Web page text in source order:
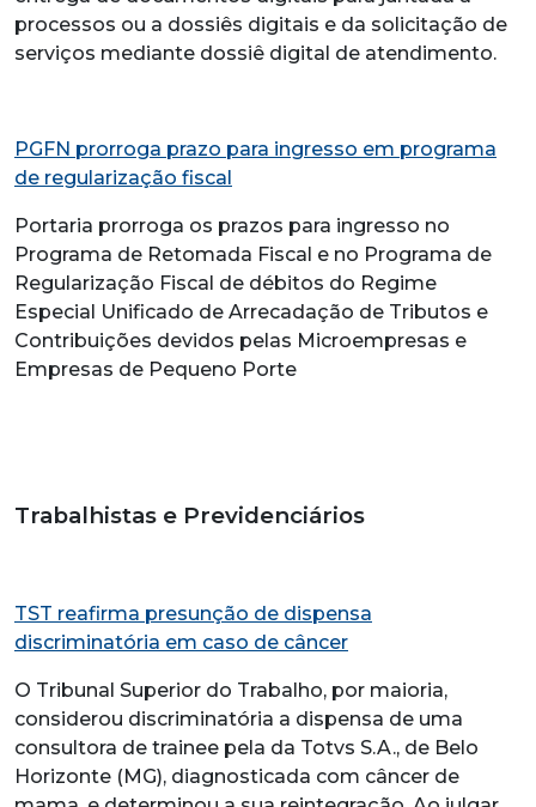
processos ou a dossiês digitais e da solicitação de
serviços mediante dossiê digital de atendimento.
PGFN prorroga prazo para ingresso em programa
de regularização fiscal
Portaria prorroga os prazos para ingresso no
Programa de Retomada Fiscal e no Programa de
Regularização Fiscal de débitos do Regime
Especial Unificado de Arrecadação de Tributos e
Contribuições devidos pelas Microempresas e
Empresas de Pequeno Porte
Trabalhistas e Previdenciários
TST reafirma presunção de dispensa
discriminatória em caso de câncer
O Tribunal Superior do Trabalho, por maioria,
considerou discriminatória a dispensa de uma
consultora de trainee pela da Totvs S.A., de Belo
Horizonte (MG), diagnosticada com câncer de